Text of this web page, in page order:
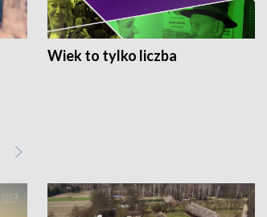
Wiek to tylko liczba